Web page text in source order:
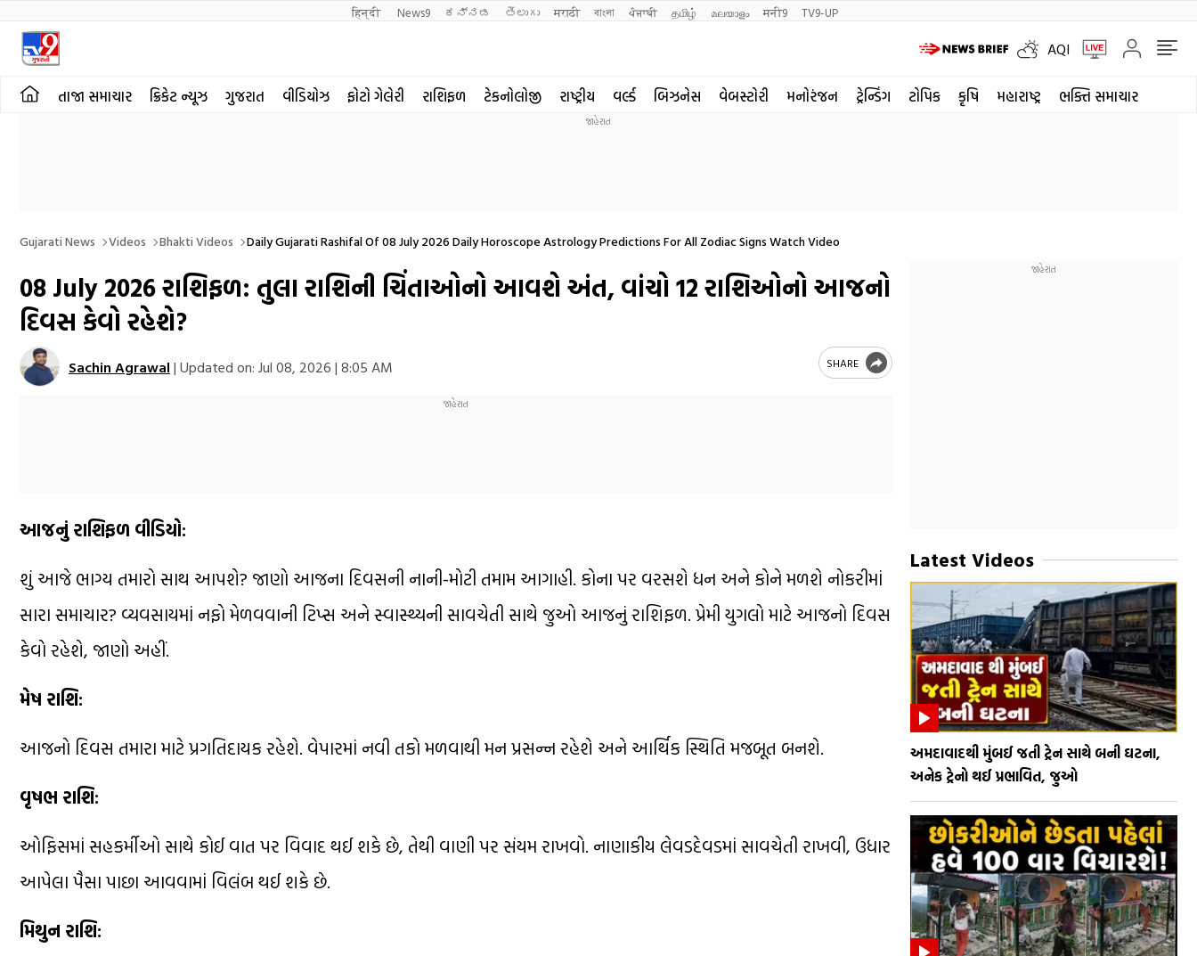
हिन्दी News9 ಕನ್ನಡ తెలుగు मराठी বাংলা ਪੰਜਾਬੀ தமிழ் മലയാളം मनी9 TV9-UP
AQI
તાજા સમાચાર ક્રિકેટ ન્યૂઝ ગુજરાત વીડિયોઝ ફોટો ગેલેરી રાશિફળ ટેકનોલોજી રાષ્ટ્રીય વર્લ્ડ બિઝનેસ વેબસ્ટોરી મનોરંજન ટ્રેન્ડિંગ ટોપિક કૃષિ મહારાષ્ટ્ર ભક્તિ સમાચાર
Gujarati News Videos Bhakti Videos Daily Gujarati Rashifal Of 08 July 2026 Daily Horoscope Astrology Predictions For All Zodiac Signs Watch Video
08 July 2026 રાશિફળ: તુલા રાશિની ચિંતાઓનો આવશે અંત, વાંચો 12 રાશિઓનો આજનો
દિવસ કેવો રહેશે?
Sachin Agrawal | Updated on: Jul 08, 2026 | 8:05 AM SHARE
આજનું રાશિફળ વીડિયો:
શું આજે ભાગ્ય તમારો સાથ આપશે? જાણો આજના દિવસની નાની-મોટી તમામ આગાહી. કોના પર વરસશે ધન અને કોને મળશે નોકરીમાં
સારા સમાચાર? વ્યવસાયમાં નફો મેળવવાની ટિપ્સ અને સ્વાસ્થ્યની સાવચેતી સાથે જુઓ આજનું રાશિફળ. પ્રેમી યુગલો માટે આજનો દિવસ
કેવો રહેશે, જાણો અહીં.
મેષ રાશિ:
આજનો દિવસ તમારા માટે પ્રગતિદાયક રહેશે. વેપારમાં નવી તકો મળવાથી મન પ્રસન્ન રહેશે અને આર્થિક સ્થિતિ મજબૂત બનશે.
વૃષભ રાશિ:
ઓફિસમાં સહકર્મીઓ સાથે કોઈ વાત પર વિવાદ થઈ શકે છે, તેથી વાણી પર સંયમ રાખવો. નાણાકીય લેવડદેવડમાં સાવચેતી રાખવી, ઉધાર
આપેલા પૈસા પાછા આવવામાં વિલંબ થઈ શકે છે.
મિથુન રાશિ:
Latest Videos
અમદાવાદથી મુંબઈ જતી ટ્રેન સાથે બની ઘટના,
અનેક ટ્રેનો થઈ પ્રભાવિત, જુઓ